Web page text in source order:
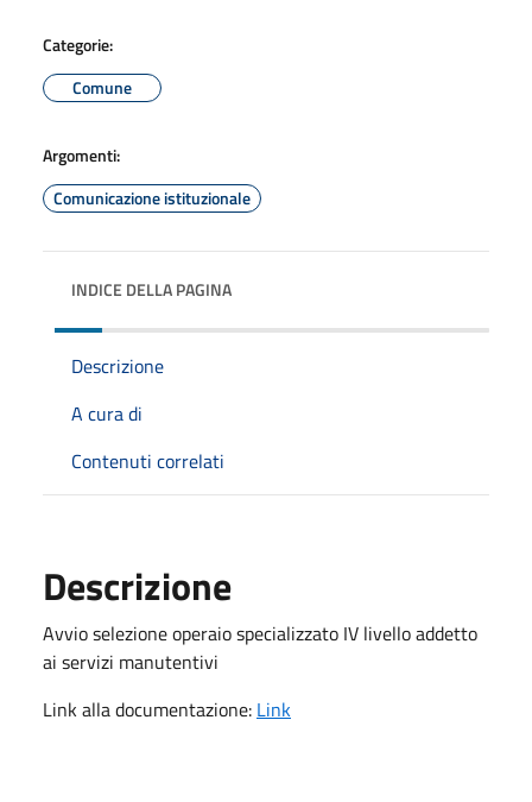
Categorie:
Comune
Argomenti:
Comunicazione istituzionale
INDICE DELLA PAGINA
Descrizione
A cura di
Contenuti correlati
Descrizione
Avvio selezione operaio specializzato IV livello addetto
ai servizi manutentivi
Link alla documentazione: Link